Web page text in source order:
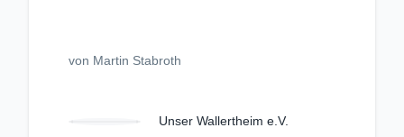
von Martin Stabroth
Unser Wallertheim e.V.